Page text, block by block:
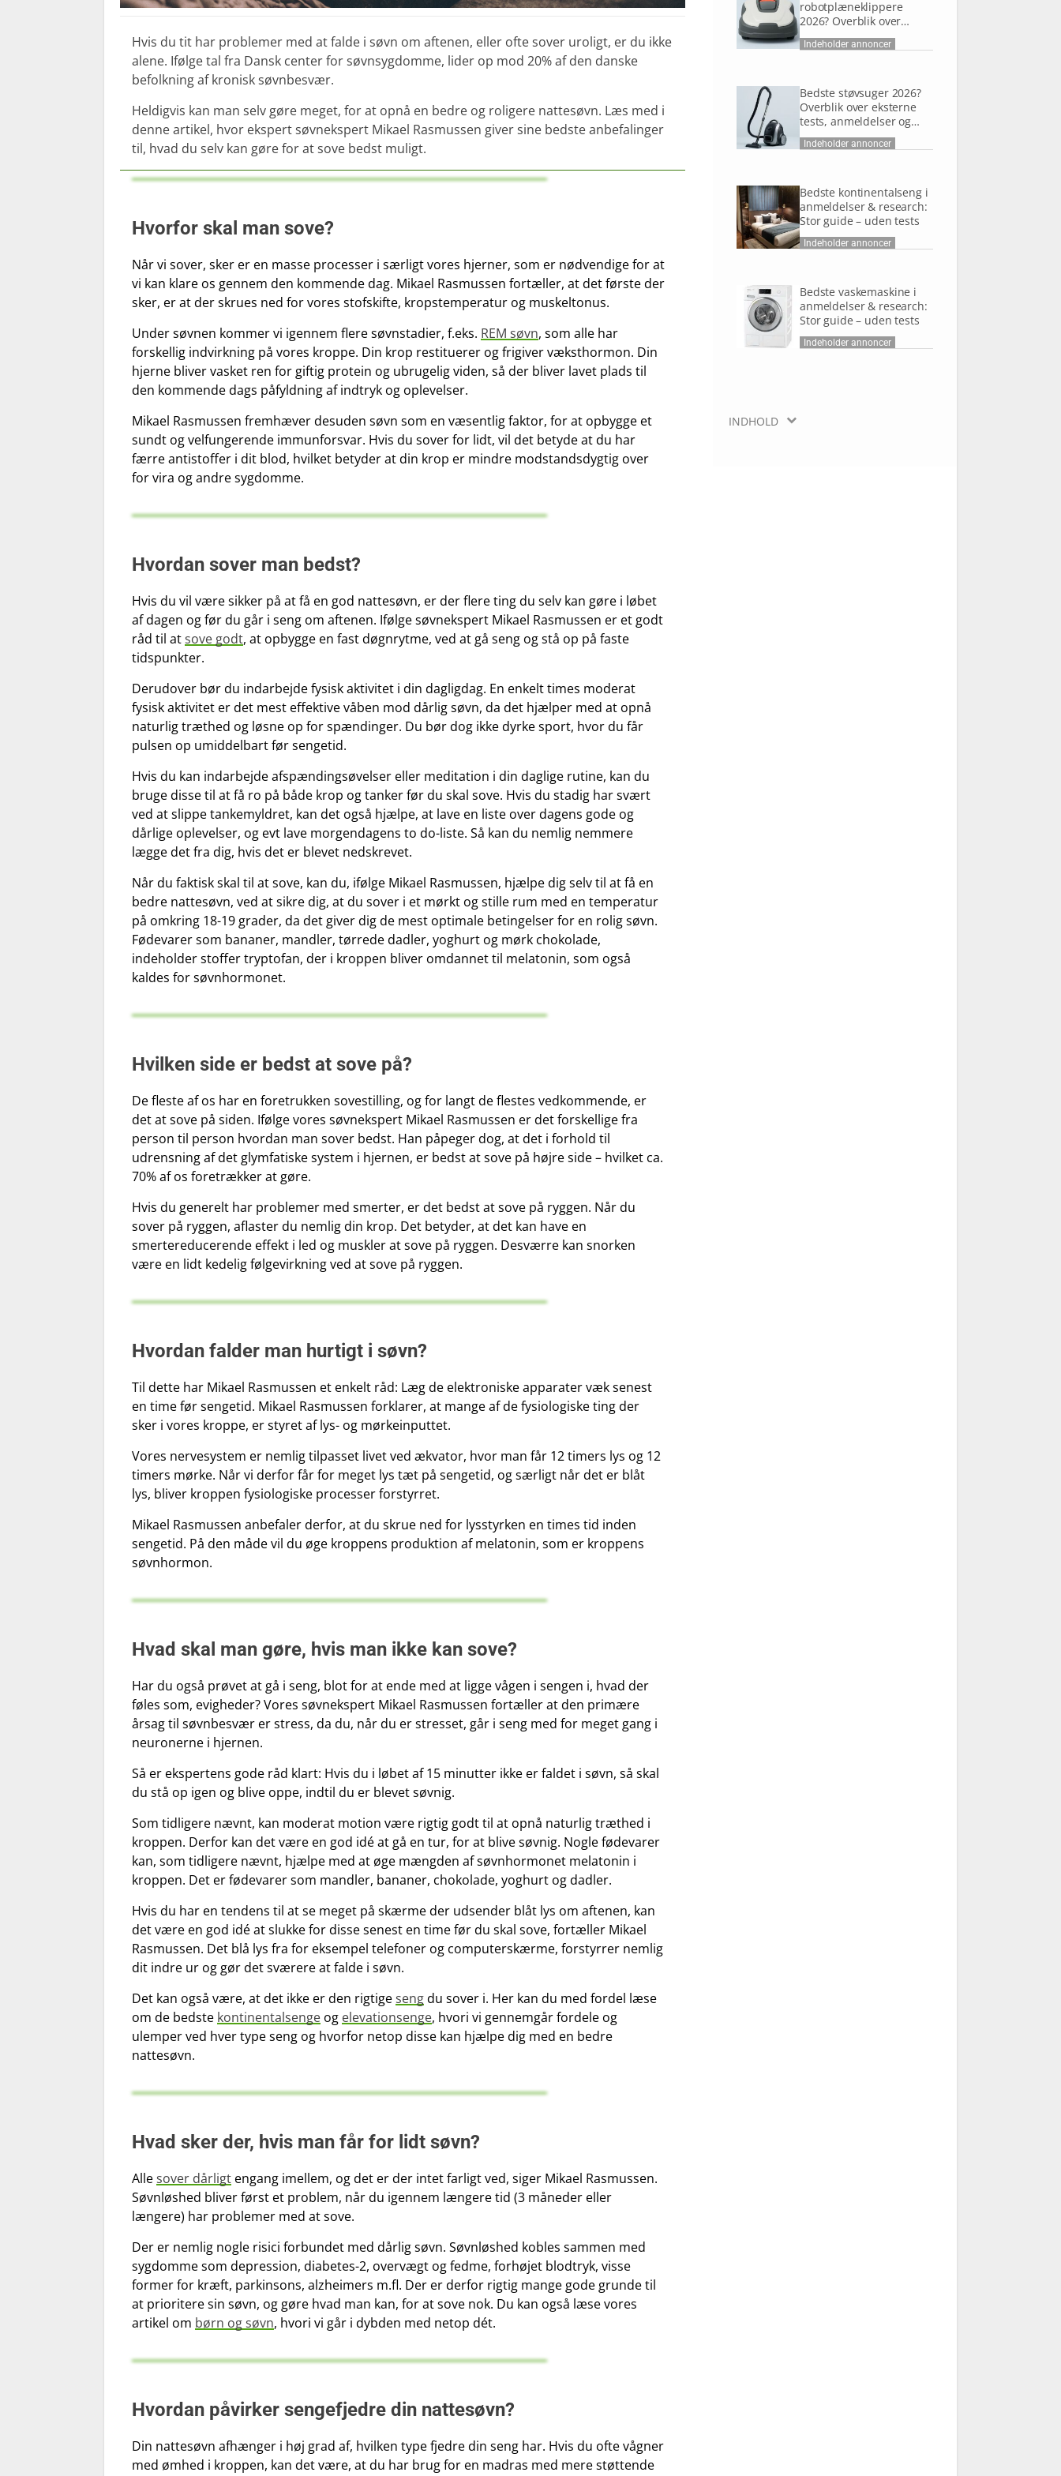
Hvis du tit har problemer med at falde i søvn om aftenen, eller ofte sover uroligt, er du ikke
alene. Ifølge tal fra Dansk center for søvnsygdomme, lider op mod 20% af den danske
befolkning af kronisk søvnbesvær.
Heldigvis kan man selv gøre meget, for at opnå en bedre og roligere nattesøvn. Læs med i
denne artikel, hvor ekspert søvnekspert Mikael Rasmussen giver sine bedste anbefalinger
til, hvad du selv kan gøre for at sove bedst muligt.
Hvorfor skal man sove?
Når vi sover, sker er en masse processer i særligt vores hjerner, som er nødvendige for at
vi kan klare os gennem den kommende dag. Mikael Rasmussen fortæller, at det første der
sker, er at der skrues ned for vores stofskifte, kropstemperatur og muskeltonus.
Under søvnen kommer vi igennem flere søvnstadier, f.eks. REM søvn, som alle har
forskellig indvirkning på vores kroppe. Din krop restituerer og frigiver væksthormon. Din
hjerne bliver vasket ren for giftig protein og ubrugelig viden, så der bliver lavet plads til
den kommende dags påfyldning af indtryk og oplevelser.
Mikael Rasmussen fremhæver desuden søvn som en væsentlig faktor, for at opbygge et
sundt og velfungerende immunforsvar. Hvis du sover for lidt, vil det betyde at du har
færre antistoffer i dit blod, hvilket betyder at din krop er mindre modstandsdygtig over
for vira og andre sygdomme.
Hvordan sover man bedst?
Hvis du vil være sikker på at få en god nattesøvn, er der flere ting du selv kan gøre i løbet
af dagen og før du går i seng om aftenen. Ifølge søvnekspert Mikael Rasmussen er et godt
råd til atsove godt, at opbygge en fast døgnrytme, ved at gå seng og stå op på faste
tidspunkter.
Derudover bør du indarbejde fysisk aktivitet i din dagligdag. En enkelt times moderat
fysisk aktivitet er det mest effektive våben mod dårlig søvn, da det hjælper med at opnå
naturlig træthed og løsne op for spændinger. Du bør dog ikke dyrke sport, hvor du får
pulsen op umiddelbart før sengetid.
Hvis du kan indarbejde afspændingsøvelser eller meditation i din daglige rutine, kan du
bruge disse til at få ro på både krop og tanker før du skal sove. Hvis du stadig har svært
ved at slippe tankemyldret, kan det også hjælpe, at lave en liste over dagens gode og
dårlige oplevelser, og evt lave morgendagens to do-liste. Så kan du nemlig nemmere
lægge det fra dig, hvis det er blevet nedskrevet.
Når du faktisk skal til at sove, kan du, ifølge Mikael Rasmussen, hjælpe dig selv til at få en
bedre nattesøvn, ved at sikre dig, at du sover i et mørkt og stille rum med en temperatur
på omkring 18-19 grader, da det giver dig de mest optimale betingelser for en rolig søvn.
Fødevarer som bananer, mandler, tørrede dadler, yoghurt og mørk chokolade,
indeholder stoffer tryptofan, der i kroppen bliver omdannet til melatonin, som også
kaldes for søvnhormonet.
Hvilken side er bedst at sove på?
De fleste af os har en foretrukken sovestilling, og for langt de flestes vedkommende, er
det at sove på siden. Ifølge vores søvnekspert Mikael Rasmussen er det forskellige fra
person til person hvordan man sover bedst. Han påpeger dog, at det i forhold til
udrensning af det glymfatiske system i hjernen, er bedst at sove på højre side – hvilket ca.
70% af os foretrækker at gøre.
Hvis du generelt har problemer med smerter, er det bedst at sove på ryggen. Når du
sover på ryggen, aflaster du nemlig din krop. Det betyder, at det kan have en
smertereducerende effekt i led og muskler at sove på ryggen. Desværre kan snorken
være en lidt kedelig følgevirkning ved at sove på ryggen.
Hvordan falder man hurtigt i søvn?
Til dette har Mikael Rasmussen et enkelt råd: Læg de elektroniske apparater væk senest
en time før sengetid. Mikael Rasmussen forklarer, at mange af de fysiologiske ting der
sker i vores kroppe, er styret af lys- og mørkeinputtet.
Vores nervesystem er nemlig tilpasset livet ved ækvator, hvor man får 12 timers lys og 12
timers mørke. Når vi derfor får for meget lys tæt på sengetid, og særligt når det er blåt
lys, bliver kroppen fysiologiske processer forstyrret.
Mikael Rasmussen anbefaler derfor, at du skrue ned for lysstyrken en times tid inden
sengetid. På den måde vil du øge kroppens produktion af melatonin, som er kroppens
søvnhormon.
Hvad skal man gøre, hvis man ikke kan sove?
Har du også prøvet at gå i seng, blot for at ende med at ligge vågen i sengen i, hvad der
føles som, evigheder? Vores søvnekspert Mikael Rasmussen fortæller at den primære
årsag til søvnbesvær er stress, da du, når du er stresset, går i seng med for meget gang i
neuronerne i hjernen.
Så er ekspertens gode råd klart: Hvis du i løbet af 15 minutter ikke er faldet i søvn, så skal
du stå op igen og blive oppe, indtil du er blevet søvnig.
Som tidligere nævnt, kan moderat motion være rigtig godt til at opnå naturlig træthed i
kroppen. Derfor kan det være en god idé at gå en tur, for at blive søvnig. Nogle fødevarer
kan, som tidligere nævnt, hjælpe med at øge mængden af søvnhormonet melatonin i
kroppen. Det er fødevarer som mandler, bananer, chokolade, yoghurt og dadler.
Hvis du har en tendens til at se meget på skærme der udsender blåt lys om aftenen, kan
det være en god idé at slukke for disse senest en time før du skal sove, fortæller Mikael
Rasmussen. Det blå lys fra for eksempel telefoner og computerskærme, forstyrrer nemlig
dit indre ur og gør det sværere at falde i søvn.
Det kan også være, at det ikke er den rigtigesengdu sover i. Her kan du med fordel læse
om de bedste kontinentalsenge og elevationsenge, hvori vi gennemgår fordele og
ulemper ved hver type seng og hvorfor netop disse kan hjælpe dig med en bedre
nattesøvn.
Hvad sker der, hvis man får for lidt søvn?
Allesover dårligt engang imellem, og det er der intet farligt ved, siger Mikael Rasmussen.
Søvnløshed bliver først et problem, når du igennem længere tid (3 måneder eller
længere) har problemer med at sove.
Der er nemlig nogle risici forbundet med dårlig søvn. Søvnløshed kobles sammen med
sygdomme som depression, diabetes-2, overvægt og fedme, forhøjet blodtryk, visse
former for kræft, parkinsons, alzheimers m.fl. Der er derfor rigtig mange gode grunde til
at prioritere sin søvn, og gøre hvad man kan, for at sove nok. Du kan også læse vores
artikel om børn og søvn, hvori vi går i dybden med netop dét.
Hvordan påvirker sengefjedre din nattesøvn?
Din nattesøvn afhænger i høj grad af, hvilken type fjedre din seng har. Hvis du ofte vågner
med ømhed i kroppen, kan det være, at du har brug for en madras med mere støttende
INDHOLD
robotplæneklippere
2026? Overblik over
eksterne tests,
anmeldelser og research
Indeholder annoncer
Bedste støvsuger 2026?
Overblik over eksterne
tests, anmeldelser og
research
Indeholder annoncer
Bedste kontinentalseng i
anmeldelser & research:
Stor guide – uden tests
Indeholder annoncer
Bedste vaskemaskine i
anmeldelser & research:
Stor guide – uden tests
Indeholder annoncer